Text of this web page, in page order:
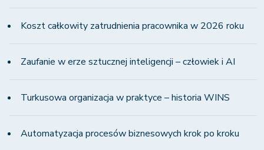
Koszt całkowity zatrudnienia pracownika w 2026 roku
Zaufanie w erze sztucznej inteligencji – człowiek i AI
Turkusowa organizacja w praktyce – historia WINS
Automatyzacja procesów biznesowych krok po kroku